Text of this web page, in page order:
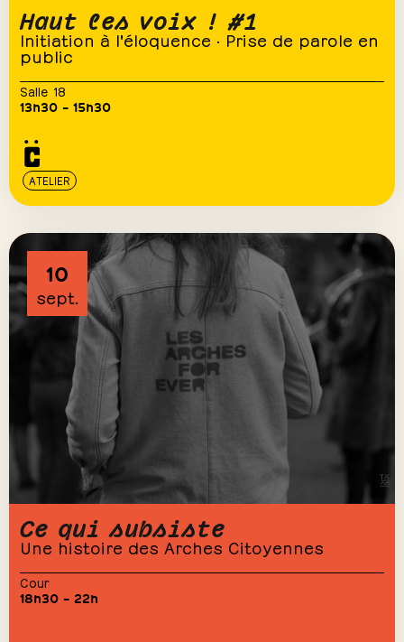
Haut les voix ! #1
Initiation à l'éloquence · Prise de parole en
public
Salle 18
13h30 – 15h30
ATELIER
10
sept.
Ce qui subsiste
Une histoire des Arches Citoyennes
Cour
18h30 – 22h